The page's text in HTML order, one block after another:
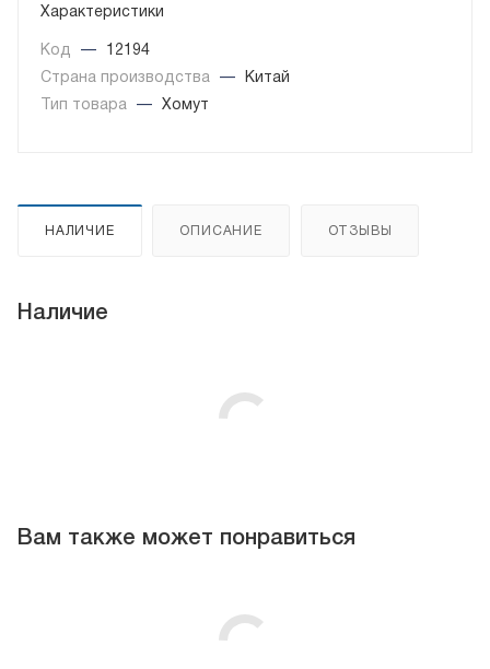
Характеристики
Код —
12194
Страна производства
—
Китай
Тип товара
— Хомут
НАЛИЧИЕ ОПИСАНИЕ ОТЗЫВЫ
Наличие
Вам также может понравиться